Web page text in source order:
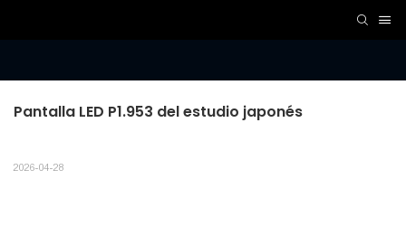
Pantalla LED P1.953 del estudio japonés
2026-04-28